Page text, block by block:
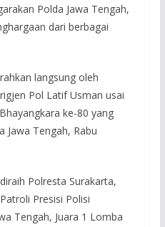
Polda Jawa Tengah,
dari berbagai
langsung oleh
Pol Latif Usman usai
ke-80 yang
Jawa Tengah, Rabu
Polresta Surakarta,
Presisi Polisi
Tengah, Juara 1 Lomba